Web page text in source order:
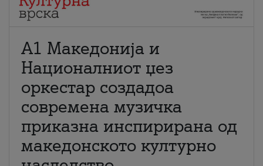
А1 Македонија и
Националниот џез
оркестар создадоа
современа музичка
приказна инспирирана од
македонското културно